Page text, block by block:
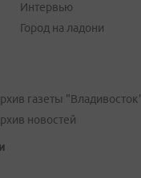
Интервью
Город на ладони
газеты
новостей